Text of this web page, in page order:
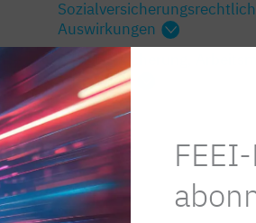
Auswirkungen
Sozialversicherung,
Aufenthalt